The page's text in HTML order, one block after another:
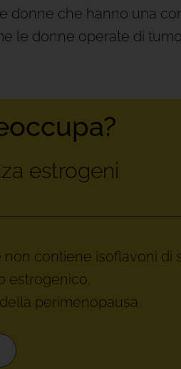
donne che hanno una
le donne operate di
estrogeni
contiene isoflavoni di
estrogenico.
perimenopausa.